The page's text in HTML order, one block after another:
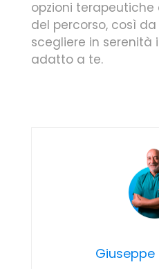
opzioni
del percorso, così
scegliere in
adatto a te.
Giuseppe